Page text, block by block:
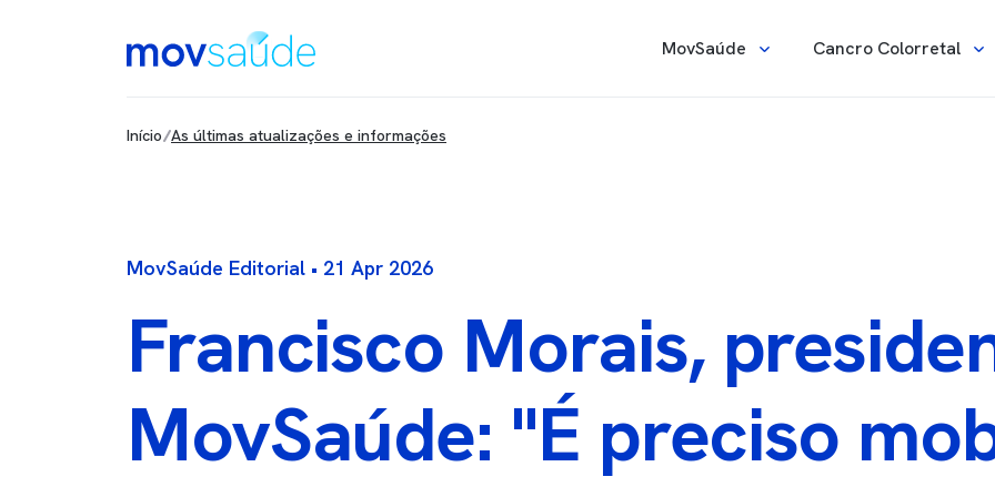
MovSaúde Cancro Colorretal
Início As últimas atualizações e informações
MovSaúde Editorial • 21 Apr 2026
Francisco Morais,
MovSaúde: "É preciso